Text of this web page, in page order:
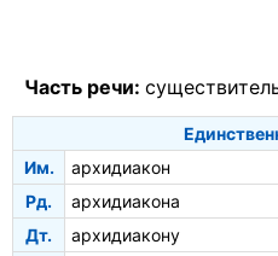
Часть речи:
Им.
архидиакон
Рд.
архидиакона
Дт.
архидиакону